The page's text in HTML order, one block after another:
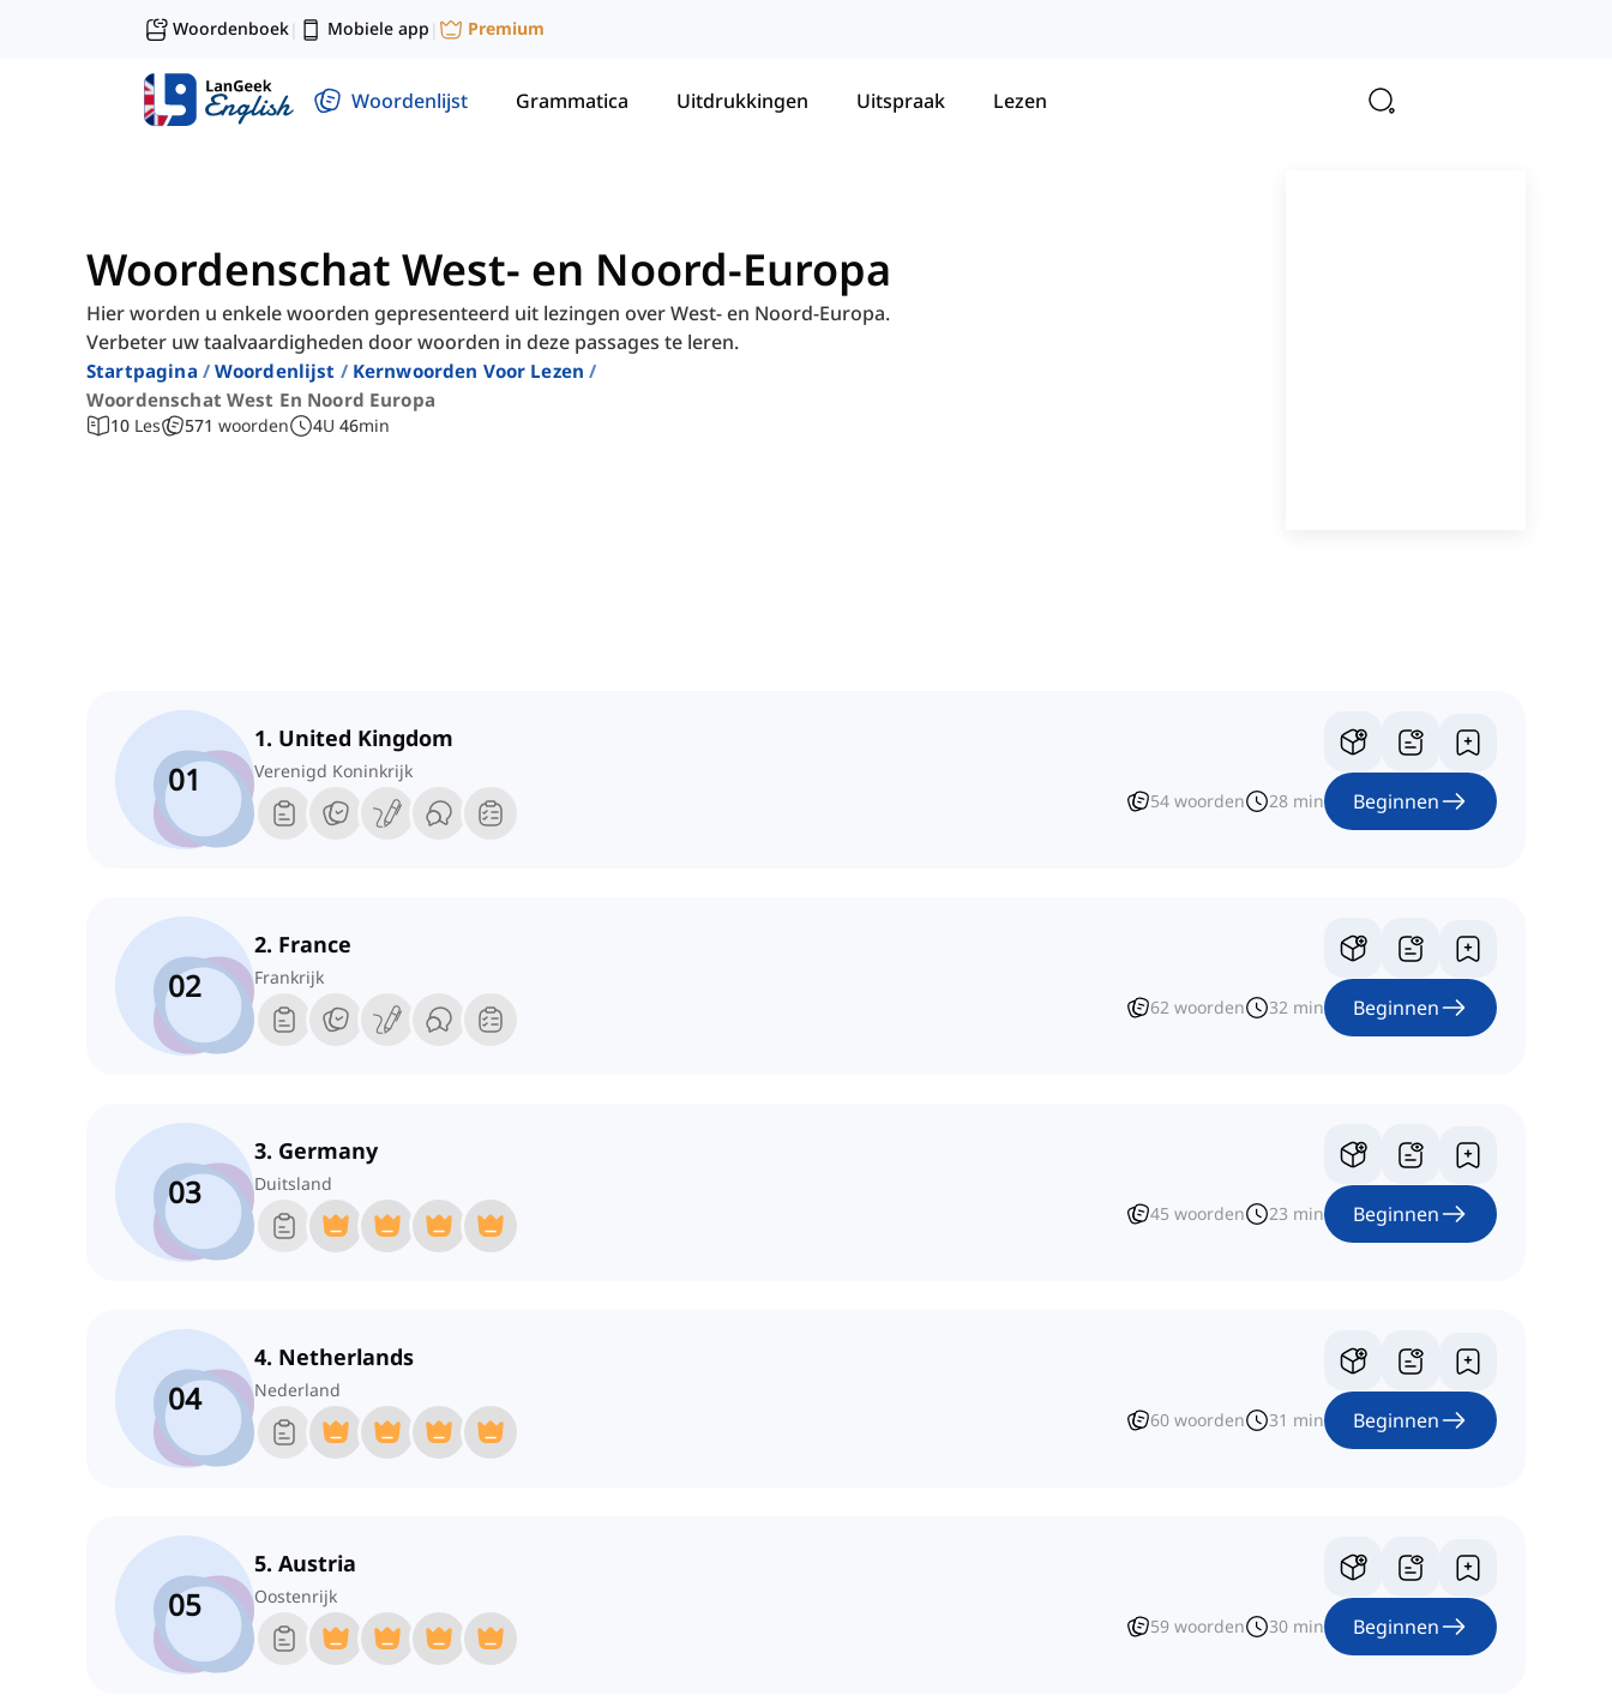
Woordenboek| Mobiele app | Premium
Woordenlijst Grammatica Uitdrukkingen Uitspraak Lezen
Woordenschat West- en Noord-Europa
Hier worden u enkele woorden gepresenteerd uit lezingen over West- en Noord-Europa.
Verbeter uw taalvaardigheden door woorden in deze passages te leren.
Startpagina Woordenlijst
Kernwoorden Voor Lezen
Woordenschat West En Noord Europa
10 Les 571 woorden 4U 46min
01
1. United Kingdom
Verenigd Koninkrijk
54 woorden 28 min Beginnen
02
2. France
Frankrijk
62 woorden 32 min Beginnen
03
3. Germany
Duitsland
45 woorden 23 min Beginnen
04
4. Netherlands
Nederland
60 woorden 31 min Beginnen
05
5. Austria
Oostenrijk
59 woorden 30 min Beginnen